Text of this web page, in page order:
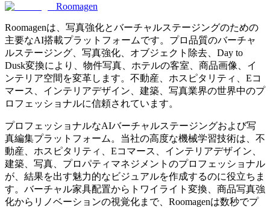
Roomagen
Roomagenは、写真強化とバーチャルステージングのための
主要なAI搭載プラットフォームです。プロ品質のバーチャ
ルステージング、写真強化、オブジェクト除去、Day to
Dusk変換により、物件写真、ホテルの客室、商品画像、イ
ンテリア空間を変革します。不動産、ホスピタリティ、Eコ
マース、インテリアデザイン、建築、写真業界の世界中のプ
ロフェッショナルに信頼されています。
プロフェッショナルなAIバーチャルステージングおよび写
真編集プラットフォーム。当社の高度な機械学習技術は、不
動産、ホスピタリティ、Eコマース、インテリアデザイン、
建築、写真、プロパティマネジメントのプロフェッショナル
が、結果を出す魅力的なビジュアルを作成するのに役立ちま
す。バーチャル家具配置からトワイライト変換、商品写真強
化からリノベーションの視覚化まで、Roomagenは数秒でプ